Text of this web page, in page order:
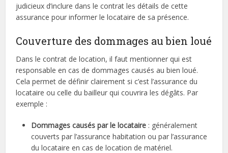
judicieux d’inclure dans le contrat les détails de cette
assurance pour informer le locataire de sa présence.
Couverture des dommages au bien loué
Dans le contrat de location, il faut mentionner qui est
responsable en cas de dommages causés au bien loué.
Cela permet de définir clairement si c’est l’assurance du
locataire ou celle du bailleur qui couvrira les dégâts. Par
exemple :
Dommages causés par le locataire : généralement
couverts par l’assurance habitation ou par l’assurance
du locataire en cas de location de matériel.